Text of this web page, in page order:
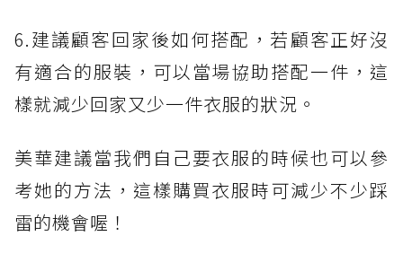
6.建議顧客回家後如何搭配，若顧客正好沒
有適合的服裝，可以當場協助搭配一件，這
樣就減少回家又少一件衣服的狀況。
美華建議當我們自己要衣服的時候也可以參
考她的方法，這樣購買衣服時可減少不少踩
雷的機會喔！